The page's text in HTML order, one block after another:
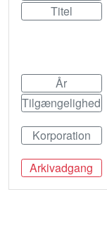
Titel
År
Tilgængelighed
Korporation
Arkivadgang
Bestil